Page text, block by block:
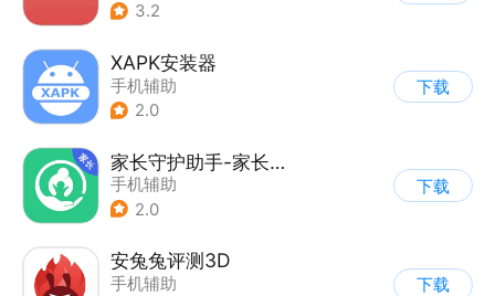
3.2
XAPK安装器
手机辅助
2.0
下载
家长守护助手-家长端
手机辅助
2.0
下载
安兔兔评测3D
手机辅助
下载